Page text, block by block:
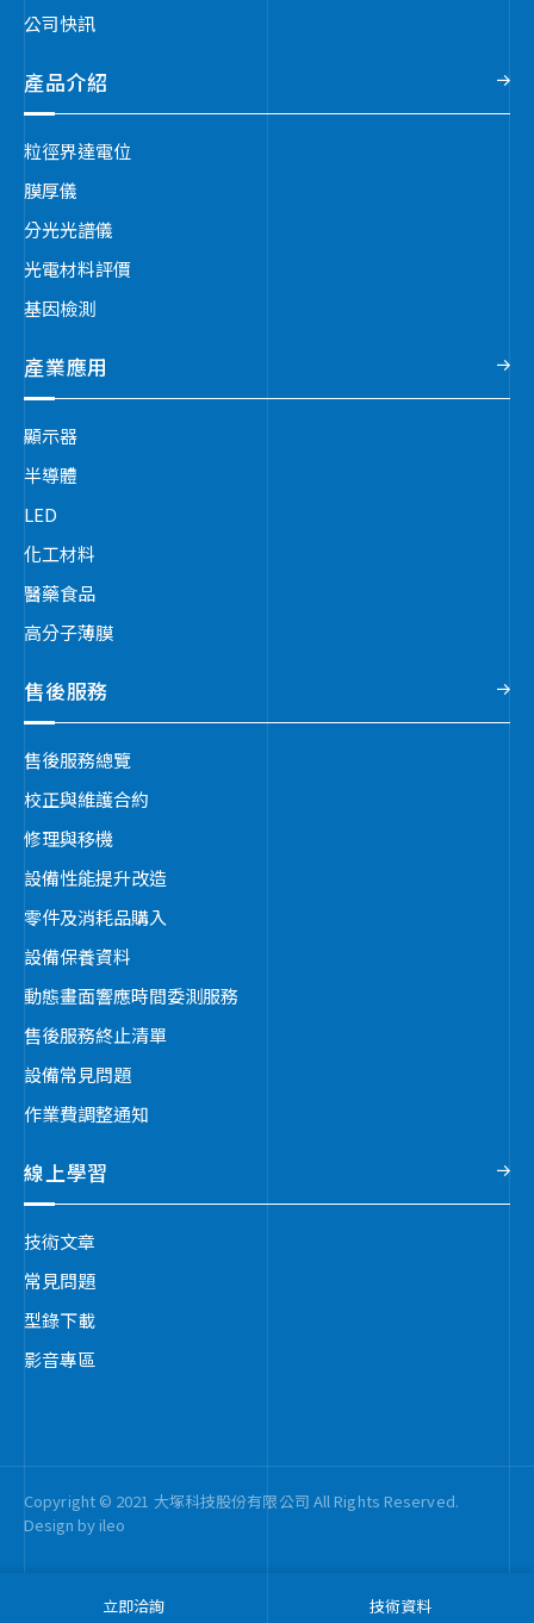
公司快訊
產品介紹
粒徑界達電位
膜厚儀
分光光譜儀
光電材料評價
基因檢測
產業應用
顯示器
半導體
LED
化工材料
醫藥食品
高分子薄膜
售後服務
售後服務總覽
校正與維護合約
修理與移機
設備性能提升改造
零件及消耗品購入
設備保養資料
動態畫面響應時間委測服務
售後服務終止清單
設備常見問題
作業費調整通知
線上學習
技術文章
常見問題
型錄下載
影音專區
Copyright © 2021 大塚科技股份有限公司 All Rights Reserved.
Design by ileo
立即洽詢 技術資料